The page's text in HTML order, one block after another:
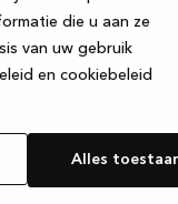
die u aan ze
van uw gebruik
en cookiebeleid
Alles
(see the